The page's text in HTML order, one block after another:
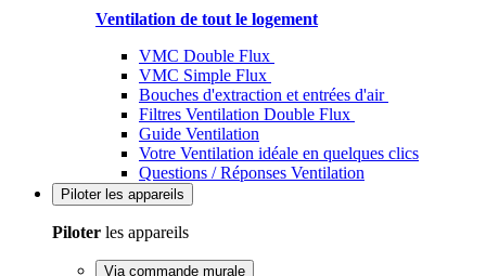
Ventilation de tout le logement
VMC Double Flux
VMC Simple Flux
Bouches d'extraction et entrées d'air
Filtres Ventilation Double Flux
Guide Ventilation
Votre Ventilation idéale en quelques clics
Questions / Réponses Ventilation
Piloter les appareils
Piloter les appareils
Via commande murale